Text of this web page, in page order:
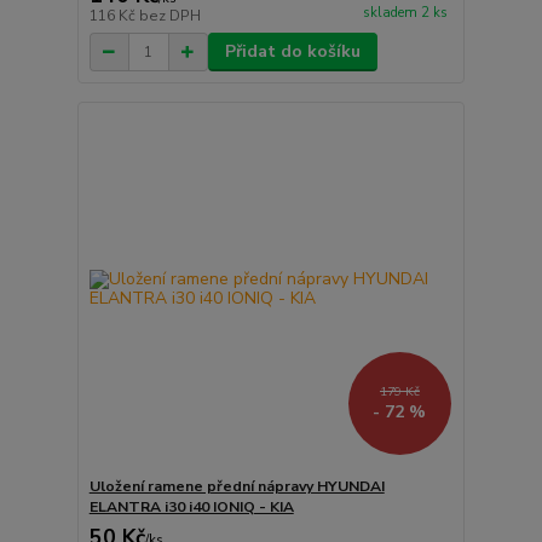
116 Kč bez DPH skladem 2 ks
Přidat do košíku
179 Kč
- 72 %
Uložení ramene přední nápravy HYUNDAI
ELANTRA i30 i40 IONIQ - KIA